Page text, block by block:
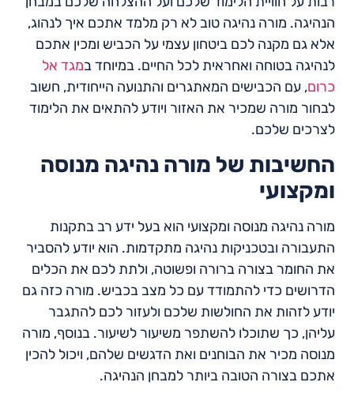
הנהיגה. מורה נהיגה טוב לא רק מלמד אתכם איך לנהוג,
אלא גם מקנה לכם ביטחון עצמי על הכביש ומכין אתכם
לנהיגה בטוחה ואחראית לכל החיים. במיוחד במגד אל
כרום, עם הכבישים המאתגרים והתנועה הייחודית, חשוב
לבחור מורה שמכיר את האזור ויודע להתאים את הלימוד
לצרכים שלכם.
החשיבות של מורה נהיגה מנוסה
ומקצועי
מורה נהיגה מנוסה ומקצועי הוא בעל ידע רב בתקנות
התעבורה ובטכניקות נהיגה מתקדמות. הוא יודע להסביר
את החומר בצורה ברורה ופשוטה, ולתת לכם את הכלים
הדרושים כדי להתמודד עם כל מצב בכביש. מורה כזה גם
יודע לזהות את החולשות שלכם ולעזור לכם להתגבר
עליהן, כך שתוכלו להשתפר משיעור לשיעור. בנוסף, מורה
מנוסה מכיר את הבוחנים ואת הדגשים שלהם, ויכול להכין
אתכם בצורה הטובה ביותר למבחן הנהיגה.